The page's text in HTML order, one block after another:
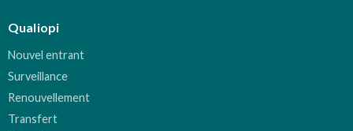
Qualiopi
Nouvel entrant
Surveillance
Renouvellement
Transfert